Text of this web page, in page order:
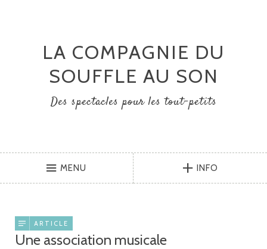
LA COMPAGNIE DU
SOUFFLE AU SON
Des spectacles pour les tout-petits
MENU INFO
ARTICLE
Une association musicale